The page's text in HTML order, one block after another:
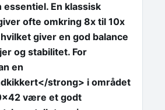
En klassisk
ofte omkring 8x til 10x
giver en god balance
og stabilitet. For
en
strong> i området
være et godt